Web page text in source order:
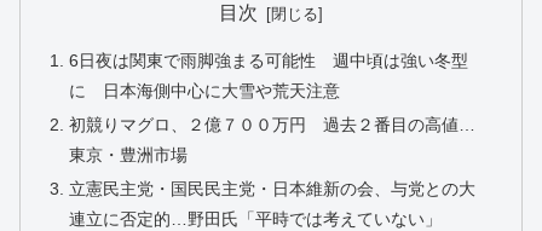
目次
6日夜は関東で雨脚強まる可能性 週中頃は強い冬型
に 日本海側中心に大雪や荒天注意
初競りマグロ、２億７００万円 過去２番目の高値…
東京・豊洲市場
立憲民主党・国民民主党・日本維新の会、与党との大
連立に否定的…野田氏「平時では考えていない」